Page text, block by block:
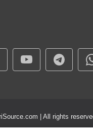
| All rights